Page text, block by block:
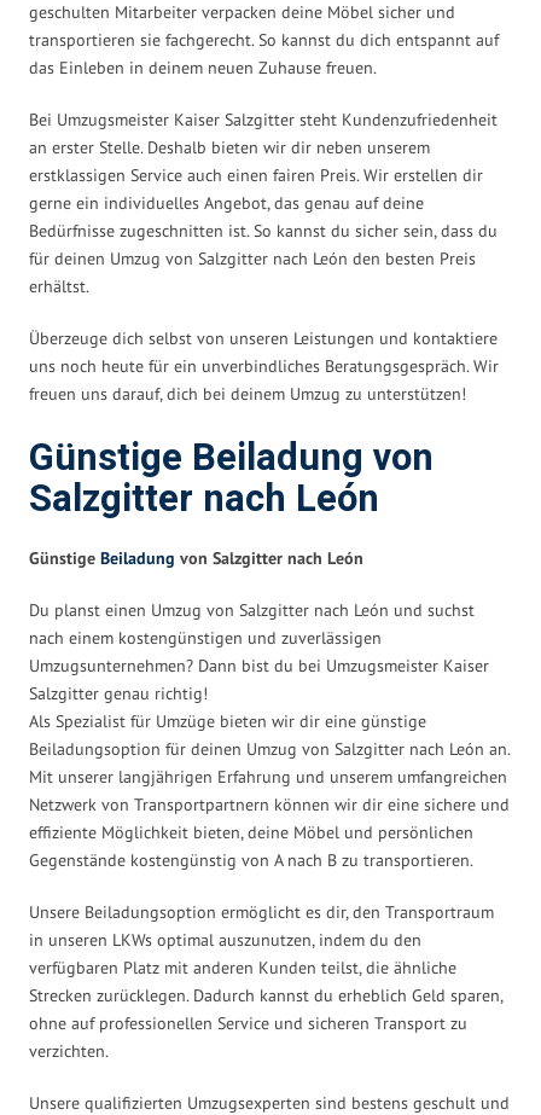
geschulten Mitarbeiter verpacken deine Möbel sicher und
transportieren sie fachgerecht. So kannst du dich entspannt auf
das Einleben in deinem neuen Zuhause freuen.
Bei Umzugsmeister Kaiser Salzgitter steht Kundenzufriedenheit
an erster Stelle. Deshalb bieten wir dir neben unserem
erstklassigen Service auch einen fairen Preis. Wir erstellen dir
gerne ein individuelles Angebot, das genau auf deine
Bedürfnisse zugeschnitten ist. So kannst du sicher sein, dass du
für deinen Umzug von Salzgitter nach León den besten Preis
erhältst.
Überzeuge dich selbst von unseren Leistungen und kontaktiere
uns noch heute für ein unverbindliches Beratungsgespräch. Wir
freuen uns darauf, dich bei deinem Umzug zu unterstützen!
Günstige Beiladung von
Salzgitter nach León
Günstige Beiladung von Salzgitter nach León
Du planst einen Umzug von Salzgitter nach León und suchst
nach einem kostengünstigen und zuverlässigen
Umzugsunternehmen? Dann bist du bei Umzugsmeister Kaiser
Salzgitter genau richtig!
Als Spezialist für Umzüge bieten wir dir eine günstige
Beiladungsoption für deinen Umzug von Salzgitter nach León an.
Mit unserer langjährigen Erfahrung und unserem umfangreichen
Netzwerk von Transportpartnern können wir dir eine sichere und
effiziente Möglichkeit bieten, deine Möbel und persönlichen
Gegenstände kostengünstig von A nach B zu transportieren.
Unsere Beiladungsoption ermöglicht es dir, den Transportraum
in unseren LKWs optimal auszunutzen, indem du den
verfügbaren Platz mit anderen Kunden teilst, die ähnliche
Strecken zurücklegen. Dadurch kannst du erheblich Geld sparen,
ohne auf professionellen Service und sicheren Transport zu
verzichten.
Unsere qualifizierten Umzugsexperten sind bestens geschult und